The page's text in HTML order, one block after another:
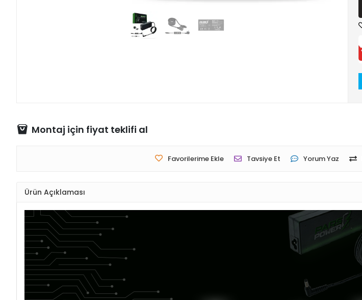
Montaj için fiyat teklifi al
Favorilerime Ekle Tavsiye Et Yorum Yaz
Ürün Açıklaması